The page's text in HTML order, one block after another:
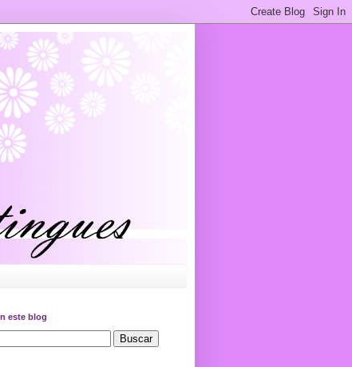
este blog